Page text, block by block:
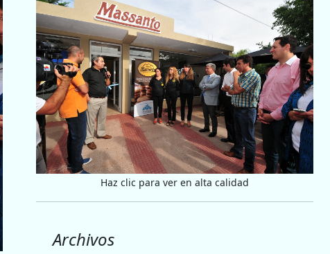
Haz clic para ver en alta calidad
Archivos